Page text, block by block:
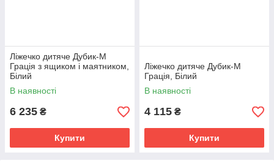
Ліжечко дитяче Дубик-М
Грація з ящиком і маятником,
Білий
В наявності
6 235 ₴
Купити
Ліжечко дитяче Дубик-М
Грація, Білий
В наявності
4 115 ₴
Купити